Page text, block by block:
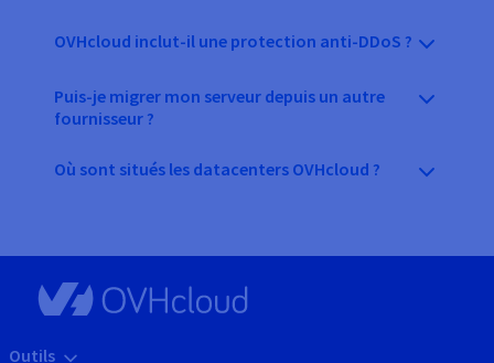
OVHcloud inclut-il une protection anti-DDoS ?
Puis-je migrer mon serveur depuis un autre
fournisseur ?
Où sont situés les datacenters OVHcloud ?
Outils